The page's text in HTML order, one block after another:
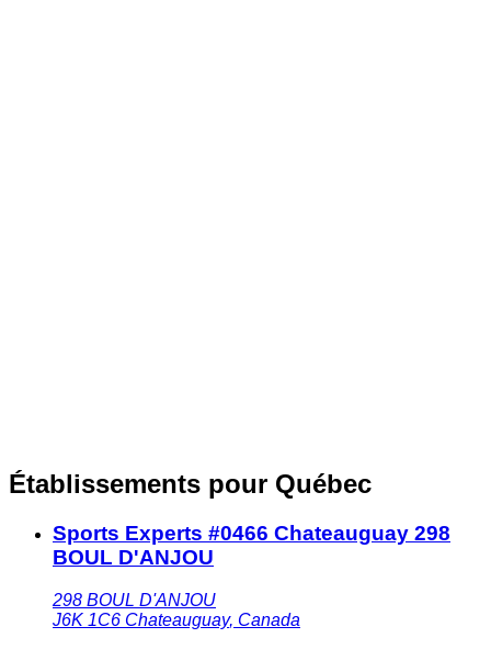
Établissements pour Québec
Sports Experts #0466 Chateauguay 298
BOUL D'ANJOU
298 BOUL D'ANJOU
J6K 1C6 Chateauguay, Canada